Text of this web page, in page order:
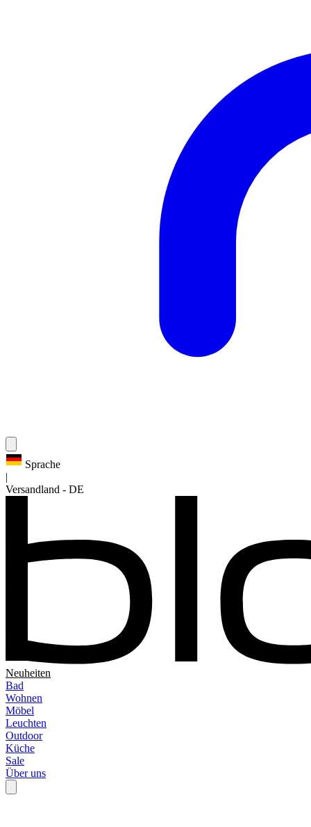
Sprache
Versandland - DE
Neuheiten
Bad
Wohnen
Möbel
Leuchten
Outdoor
Küche
Sale
Über uns